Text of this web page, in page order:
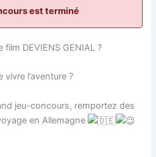
est terminé
DEVIENS GENIAL ?
vivre l’aventure ?
jeu-concours, remportez des
en Allemagne